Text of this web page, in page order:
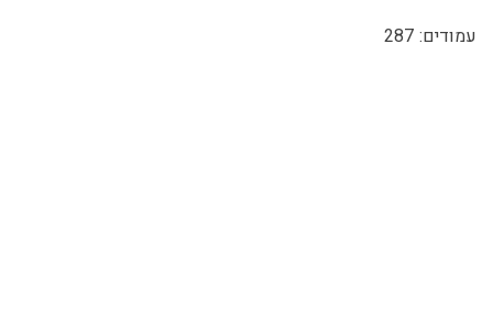
עמודים: 287